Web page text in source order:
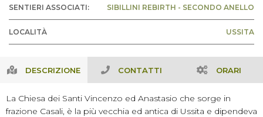
SENTIERI ASSOCIATI: SIBILLINI REBIRTH - SECONDO ANELLO
LOCALITÀ USSITA
DESCRIZIONE CONTATTI ORARI
La Chiesa dei Santi Vincenzo ed Anastasio che sorge in
frazione Casali, è la più vecchia ed antica di Ussita e dipendeva